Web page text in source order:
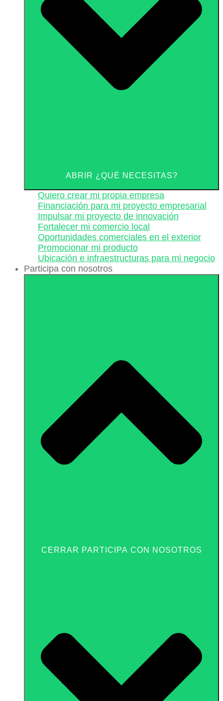
ABRIR ¿QUÉ NECESITAS?
Quiero crear mi propia empresa
Financiación para mi proyecto empresarial
Impulsar mi proyecto de innovación
Fortalecer mi comercio local
Oportunidades comerciales en el exterior
Promocionar mi producto
Ubicación e infraestructuras para mi negocio
Participa con nosotros
CERRAR PARTICIPA CON NOSOTROS